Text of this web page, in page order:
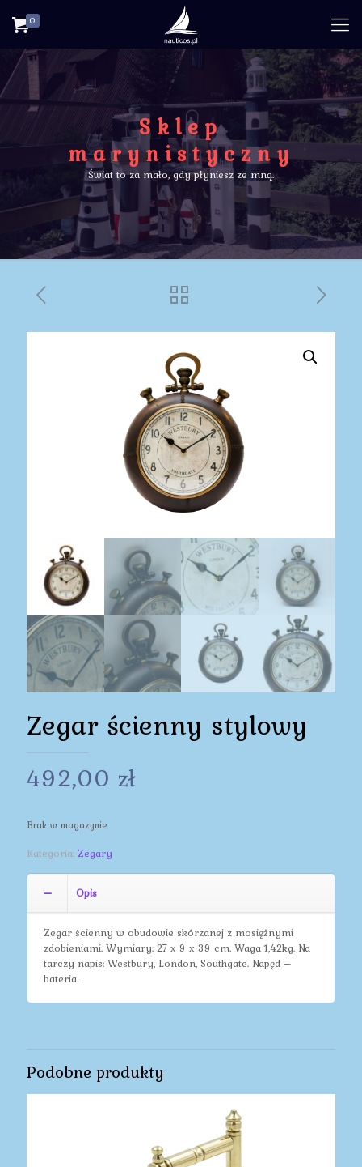
0
Sklep
marynistyczny
Świat to za mało, gdy płyniesz ze mną.
Zegar ścienny stylowy
492,00 zł
Brak w magazynie
Kategoria: Zegary
Opis
Zegar ścienny w obudowie skórzanej z mosiężnymi
zdobieniami. Wymiary: 27 x 9 x 39 cm. Waga 1,42kg. Na
tarczy napis: Westbury, London, Southgate. Napęd –
bateria.
Podobne produkty